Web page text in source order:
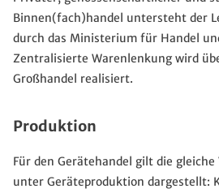
Binnen(fach)handel untersteht der
durch das Ministerium für Handel
Zentralisierte Warenlenkung wird
Großhandel realisiert.
Produktion
Für den Gerätehandel gilt die
unter Geräteproduktion dargestellt: